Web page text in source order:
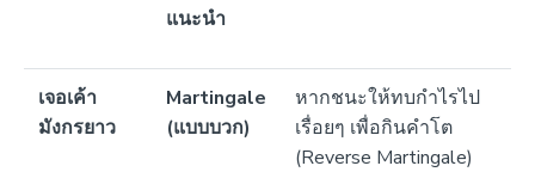
แนะนำ
เจอเค้า
มังกรยาว
Martingale
(แบบบวก)
หากชนะให้ทบกำไรไป
เรื่อยๆ เพื่อกินคำโต
(Reverse Martingale)